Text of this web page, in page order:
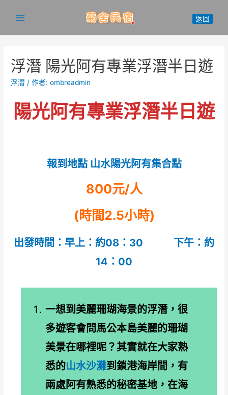
浮潛 陽光阿有專業浮潛半日遊
浮潛 / 作者:ombreadmin
陽光阿有專業浮潛半日遊
報到地點 山水陽光阿有集合點
800元/人
(時間2.5小時)
出發時間：早上：約08：30 下午：約
14：00
一想到美麗珊瑚海景的浮潛，很
多遊客會問馬公本島美麗的珊瑚
美景在哪裡呢？其實就在大家熟
悉的山水沙灘到鎖港海岸間，有
兩處阿有熟悉的秘密基地，在海